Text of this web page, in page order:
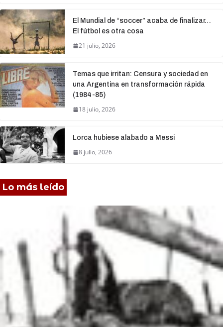
El Mundial de “soccer” acaba de finalizar…
El fútbol es otra cosa
21 julio, 2026
Temas que irritan: Censura y sociedad en
una Argentina en transformación rápida
(1984-85)
18 julio, 2026
Lorca hubiese alabado a Messi
8 julio, 2026
Lo más leído